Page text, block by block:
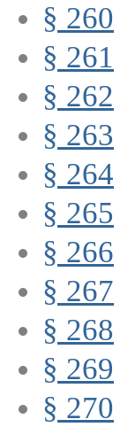
§ 260
§ 261
§ 262
§ 263
§ 264
§ 265
§ 266
§ 267
§ 268
§ 269
§ 270